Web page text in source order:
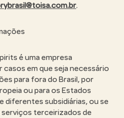
.
é uma empresa
em que seja necessário
para fora do Brasil, por
ou para os Estados
diferentes subsidiárias, ou se
terceirizados de